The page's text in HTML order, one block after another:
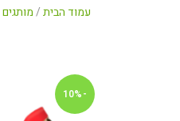
עמוד הבית/מותגים
-10%